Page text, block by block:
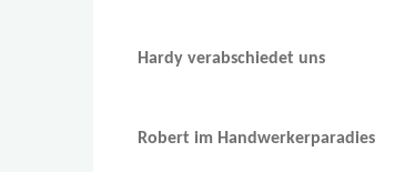
Hardy verabschiedet uns
Robert im Handwerkerparadies